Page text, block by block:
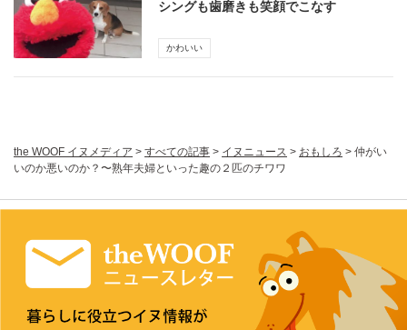
シングも歯磨きも笑顔でこなす
かわいい
the WOOF イヌメディア > すべての記事 > イヌニュース > おもしろ > 仲がい
いのか悪いのか？〜熟年夫婦といった趣の２匹のチワワ